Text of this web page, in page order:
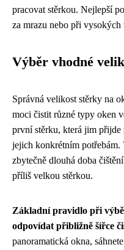
pracovat stěrkou. Nejlepší
za mrazu nebo při
Výběr vhodné
Správná velikost stěrky na
moci čistit různé typy oken
první stěrku, která jim
jejich konkrétním potřebám.
zbytečně dlouhá doba
příliš velkou stěrkou.
Základní pravidlo při
odpovídat přibližně šířce
panoramatická okna,